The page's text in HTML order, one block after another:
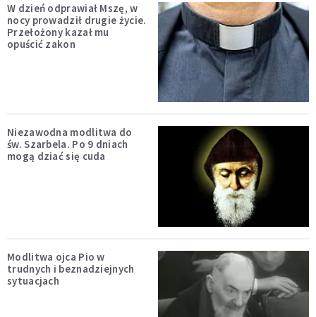
W dzień odprawiał Mszę, w
nocy prowadził drugie życie.
Przełożony kazał mu
opuścić zakon
Niezawodna modlitwa do
św. Szarbela. Po 9 dniach
mogą dziać się cuda
Modlitwa ojca Pio w
trudnych i beznadziejnych
sytuacjach